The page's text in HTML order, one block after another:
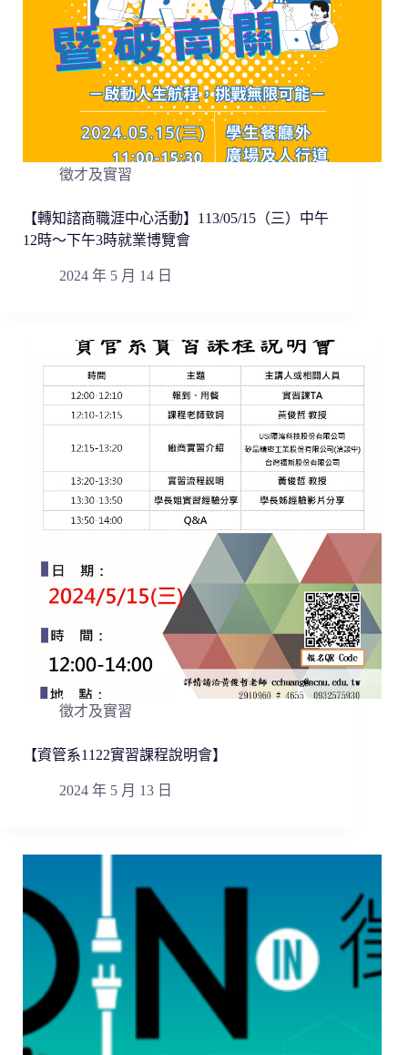
徵才及實習
【轉知諮商職涯中心活動】113/05/15（三）中午
12時～下午3時就業博覽會
2024 年 5 月 14 日
徵才及實習
【資管系1122實習課程說明會】
2024 年 5 月 13 日